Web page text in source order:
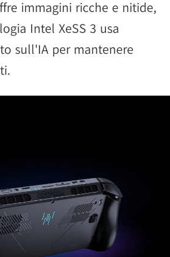
immagini ricche e nitide,
Intel XeSS 3 usa
sull'IA per mantenere